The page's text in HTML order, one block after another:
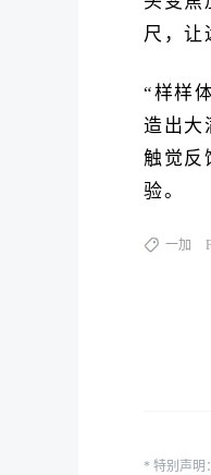
尺，让
“样样
造出大
触觉反
验。
一加
* 特别声明